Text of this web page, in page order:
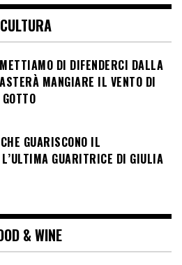
CULTURA
DI DIFENDERCI DALLA
MANGIARE IL VENTO DI
GUARISCONO IL
GUARITRICE DI GIULIA
& WINE